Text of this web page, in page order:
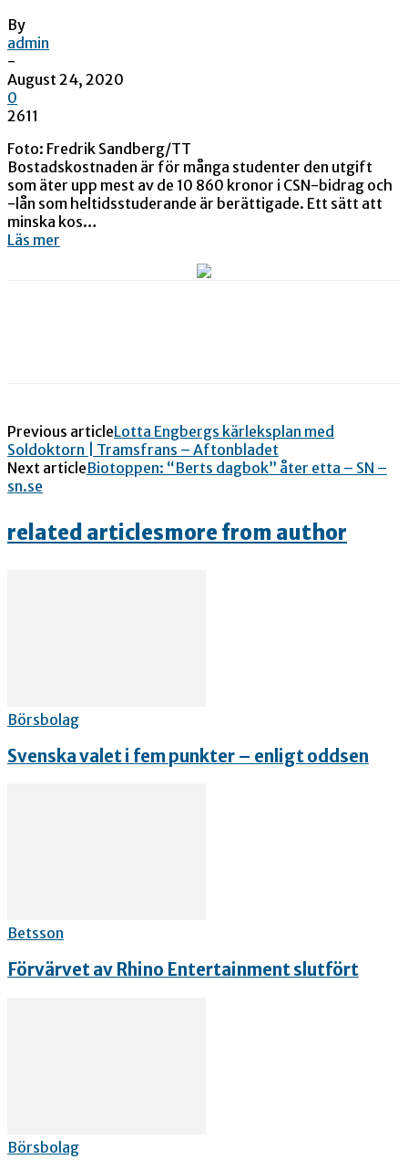
By
admin
-
August 24, 2020
0
2611
Foto: Fredrik Sandberg/TT
Bostadskostnaden är för många studenter den utgift
som äter upp mest av de 10 860 kronor i CSN-bidrag och
-lån som heltidsstuderande är berättigade. Ett sätt att
minska kos…
Läs mer
Previous articleLotta Engbergs kärleksplan med
Soldoktorn | Tramsfrans – Aftonbladet
Next articleBiotoppen: “Berts dagbok” åter etta – SN –
sn.se
related articlesmore from author
Börsbolag
Svenska valet i fem punkter – enligt oddsen
Betsson
Förvärvet av Rhino Entertainment slutfört
Börsbolag